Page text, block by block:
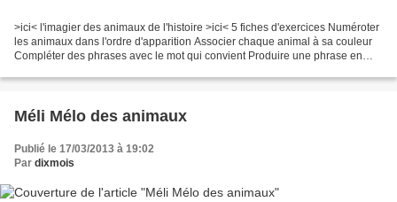
>ici< l'imagier des animaux de l'histoire >ici< 5 fiches d'exercices Numéroter
les animaux dans l'ordre d'apparition Associer chaque animal à sa couleur
Compléter des phrases avec le mot qui convient Produire une phrase en
Méli Mélo des animaux
Publié le 17/03/2013 à 19:02
Par dixmois